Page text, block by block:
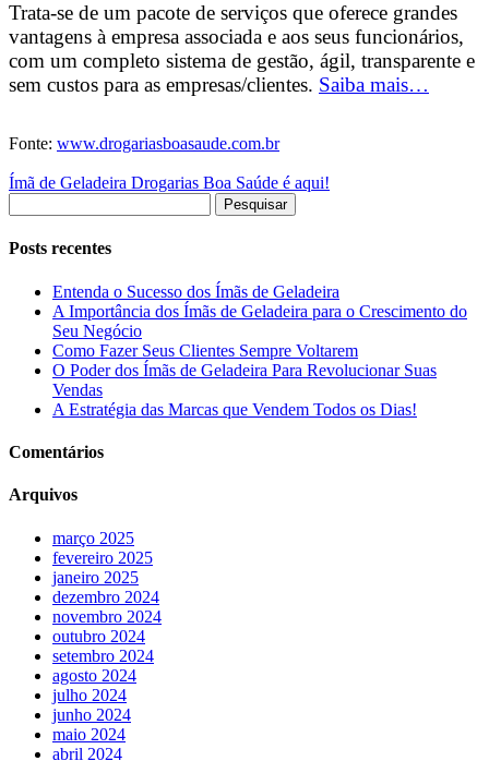
Trata-se de um pacote de serviços que oferece grandes
vantagens à empresa associada e aos seus funcionários,
com um completo sistema de gestão, ágil, transparente e
sem custos para as empresas/clientes. Saiba mais…
Fonte: www.drogariasboasaude.com.br
Ímã de Geladeira Drogarias Boa Saúde é aqui!
por:
Posts recentes
Entenda o Sucesso dos Ímãs de Geladeira
A Importância dos Ímãs de Geladeira para o Crescimento do
Seu Negócio
Como Fazer Seus Clientes Sempre Voltarem
O Poder dos Ímãs de Geladeira Para Revolucionar Suas
Vendas
A Estratégia das Marcas que Vendem Todos os Dias!
Comentários
Arquivos
março 2025
fevereiro 2025
janeiro 2025
dezembro 2024
novembro 2024
outubro 2024
setembro 2024
agosto 2024
julho 2024
junho 2024
maio 2024
abril 2024